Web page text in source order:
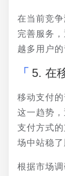
在当前竞
完善服务
越多用户的
5. 在
移动支付
这一趋势
支付方式
场中站稳了
根据市场